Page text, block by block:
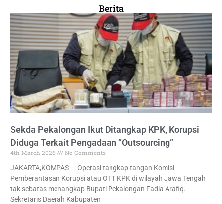
Berita
Sekda Pekalongan Ikut Ditangkap KPK, Korupsi
Diduga Terkait Pengadaan ”Outsourcing”
4th March 2026
No Comments
JAKARTA,KOMPAS — Operasi tangkap tangan Komisi
Pemberantasan Korupsi atau OTT KPK di wilayah Jawa Tengah
tak sebatas menangkap Bupati Pekalongan Fadia Arafiq.
Sekretaris Daerah Kabupaten